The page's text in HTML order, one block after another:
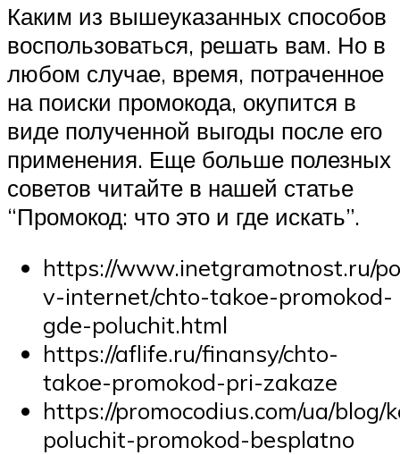
Каким из вышеуказанных способов
воспользоваться, решать вам. Но в
любом случае, время, потраченное
на поиски промокода, окупится в
виде полученной выгоды после его
применения. Еще больше полезных
советов читайте в нашей статье
“Промокод: что это и где искать”.
https://www.inetgramotnost.ru/
v-internet/chto-takoe-promokod-
gde-poluchit.html
https://aflife.ru/finansy/chto-
takoe-promokod-pri-zakaze
https://promocodius.com/ua/blog/
poluchit-promokod-besplatno